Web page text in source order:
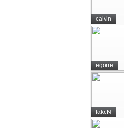
calvin
egorre
fakeN